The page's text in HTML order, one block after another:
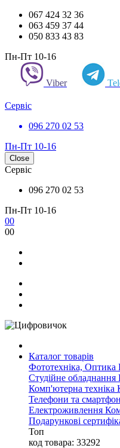
067 424 32 36
063 459 37 44
050 833 43 83
Пн-Пт 10-16
Viber
Сервіс
096 270 02 53
Пн-Пт 10-16
Close
Сервіс
096 270 02 53
Пн-Пт 10-16
00
00
Каталог товарів
Фототехніка, Оптика
Студійне обладнання
Комп'ютерна техніка
Телефони та
Електроживлення
Подарункові
Топ
код товара: 33292